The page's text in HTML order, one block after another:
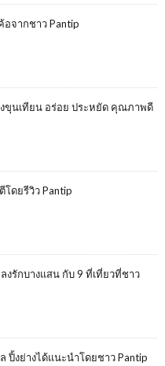
อจากชาว Pantip
งขุนเทียน อร่อย ประหยัด คุณภาพดี
ดยรีวิว Pantip
งรักบางแสน กับ 9 ที่เที่ยวที่ชาว
ปิ้งย่างได้แนะนำโดยชาว Pantip